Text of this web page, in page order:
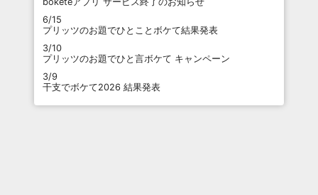
6/15
プリッツのお題でひとことボケて結果発表
3/10
プリッツのお題でひと言ボケて キャンペーン
3/9
干支でボケて2026 結果発表